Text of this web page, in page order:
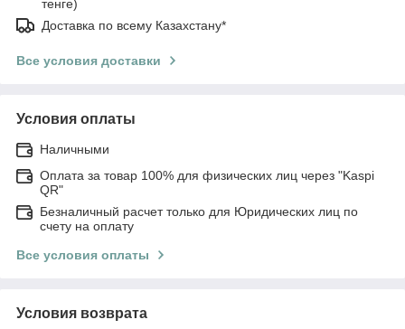
тенге)
Доставка по всему Казахстану*
Все условия доставки
Условия оплаты
Наличными
Оплата за товар 100% для физических лиц через "Kaspi
QR"
Безналичный расчет только для Юридических лиц по
счету на оплату
Все условия оплаты
Условия возврата